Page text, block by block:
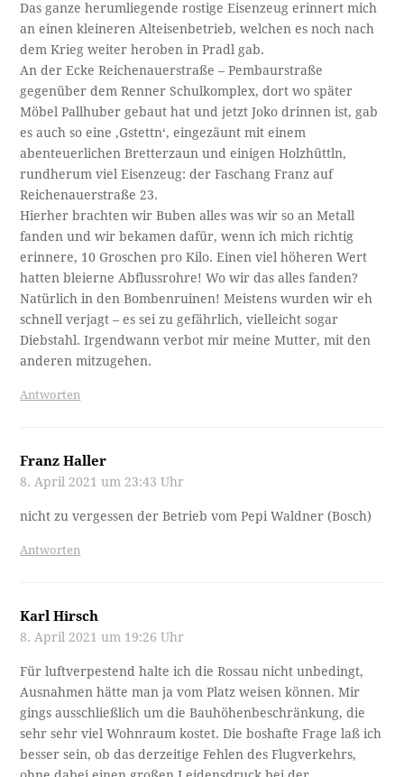
Das ganze herumliegende rostige Eisenzeug erinnert mich
an einen kleineren Alteisenbetrieb, welchen es noch nach
dem Krieg weiter heroben in Pradl gab.
An der Ecke Reichenauerstraße – Pembaurstraße
gegenüber dem Renner Schulkomplex, dort wo später
Möbel Pallhuber gebaut hat und jetzt Joko drinnen ist, gab
es auch so eine ‚Gstettn‘, eingezäunt mit einem
abenteuerlichen Bretterzaun und einigen Holzhüttln,
rundherum viel Eisenzeug: der Faschang Franz auf
Reichenauerstraße 23.
Hierher brachten wir Buben alles was wir so an Metall
fanden und wir bekamen dafür, wenn ich mich richtig
erinnere, 10 Groschen pro Kilo. Einen viel höheren Wert
hatten bleierne Abflussrohre! Wo wir das alles fanden?
Natürlich in den Bombenruinen! Meistens wurden wir eh
schnell verjagt – es sei zu gefährlich, vielleicht sogar
Diebstahl. Irgendwann verbot mir meine Mutter, mit den
anderen mitzugehen.
Antworten
Franz Haller
8. April 2021 um 23:43 Uhr
nicht zu vergessen der Betrieb vom Pepi Waldner (Bosch)
Antworten
Karl Hirsch
8. April 2021 um 19:26 Uhr
Für luftverpestend halte ich die Rossau nicht unbedingt,
Ausnahmen hätte man ja vom Platz weisen können. Mir
gings ausschließlich um die Bauhöhenbeschränkung, die
sehr sehr viel Wohnraum kostet. Die boshafte Frage laß ich
besser sein, ob das derzeitige Fehlen des Flugverkehrs,